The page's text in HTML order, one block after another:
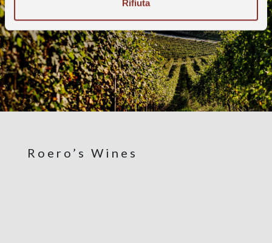
Rifiuta
Roero’s Wines